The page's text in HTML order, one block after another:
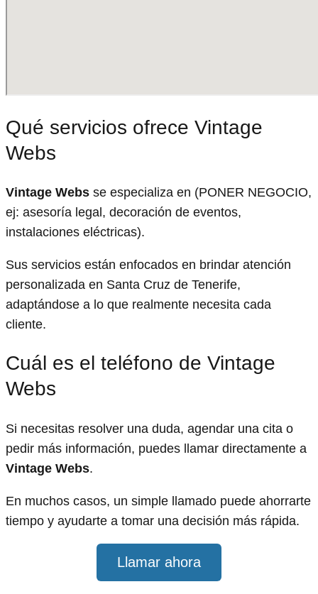
Qué servicios ofrece Vintage
Webs
Vintage Webs se especializa en (PONER NEGOCIO,
ej: asesoría legal, decoración de eventos,
instalaciones eléctricas).
Sus servicios están enfocados en brindar atención
personalizada en Santa Cruz de Tenerife,
adaptándose a lo que realmente necesita cada
cliente.
Cuál es el teléfono de Vintage
Webs
Si necesitas resolver una duda, agendar una cita o
pedir más información, puedes llamar directamente a
Vintage Webs.
En muchos casos, un simple llamado puede ahorrarte
tiempo y ayudarte a tomar una decisión más rápida.
Llamar ahora